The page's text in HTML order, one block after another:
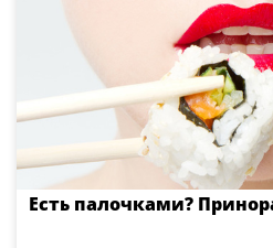
Есть палочками?